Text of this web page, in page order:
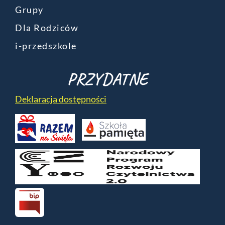
Grupy
Dla Rodziców
i-przedszkole
PRZYDATNE
Deklaracja dostępności